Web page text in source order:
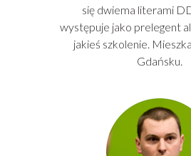
się dwiema literami
występuje jako prelegent
jakieś szkolenie.
Gdańsku.